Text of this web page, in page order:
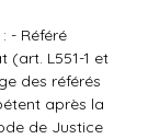
- Référé
L551-1 et
des référés
après la
de Justice